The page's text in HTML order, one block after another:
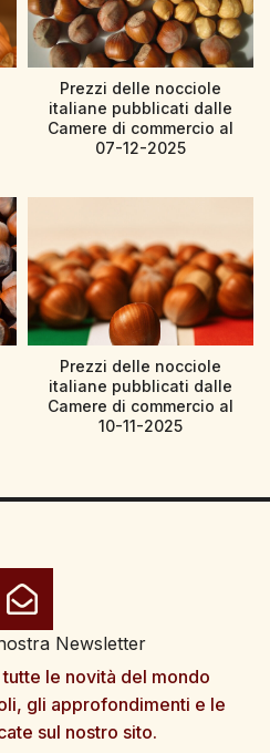
Prezzi delle nocciole
italiane pubblicati dalle
Camere di commercio al
07-12-2025
Prezzi delle nocciole
italiane pubblicati dalle
Camere di commercio al
10-11-2025
Newsletter
le novità del mondo
gli approfondimenti e le
sul nostro sito.